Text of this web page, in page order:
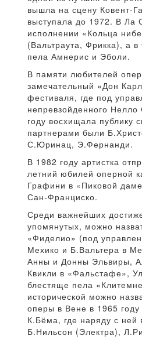
вышла на сцену Ковент-
выступала до 1972. В Ла
исполнении «Кольца
(Вальтраута, Фрикка), а
пела Амнерис и Эболи.
В памяти любителей
замечательный «Дон
фестиваля, где под
непревзойденного Нелло
году восхищала публику
партнерами были
С.Юринац, Э.Фернанди.
В 1982 году артистка
летний юбилей оперной
Графини в «Пиковой
Сан-Франциско.
Среди важнейших
упомянутых, можно
«Фиделио» (под
Мехико и Б.Вальтера в
Анны и Донны Эльвиры,
Квикли в «Фальстафе»,
блестяще пела
исторической можно
оперы в Вене в 1965
К.Бёма, где наряду с ней
Б.Нильсон (Электра),